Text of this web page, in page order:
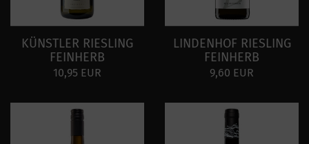
KÜNSTLER RIESLING
FEINHERB
10,95 EUR
LINDENHOF RIESLING
FEINHERB
9,60 EUR